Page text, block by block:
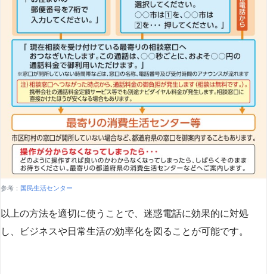
参考： 国民生活センター
以上の方法を適切に使うことで、迷惑電話に効果的に対処
し、ビジネスや日常生活の効率化を図ることが可能です。